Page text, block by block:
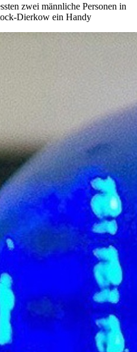
zwei männliche Personen in
Dierkow ein Handy